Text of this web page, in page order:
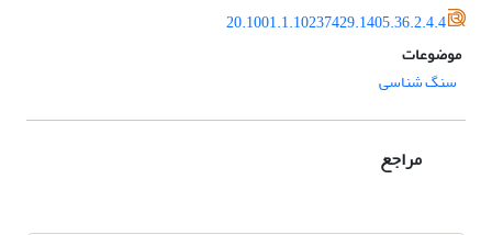
20.1001.1.10237429.1405.36.2.4.4
موضوعات
سنگ شناسی
مراجع